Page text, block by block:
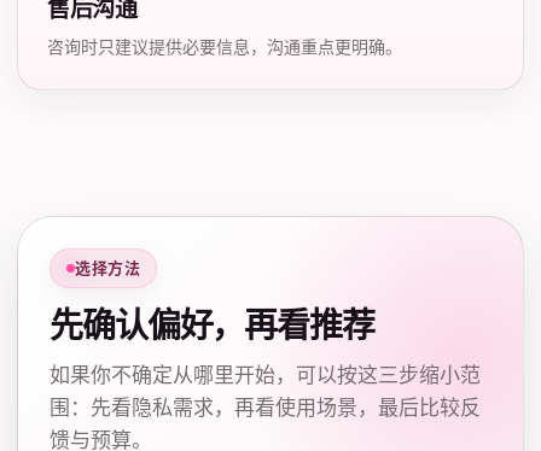
售后沟通
咨询时只建议提供必要信息，沟通重点更明确。
选择方法
先确认偏好，再看推荐
如果你不确定从哪里开始，可以按这三步缩小范
围：先看隐私需求，再看使用场景，最后比较反
馈与预算。